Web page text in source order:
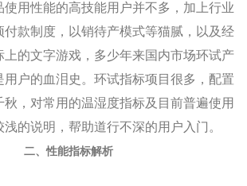
使用性能的高技能用户并不多，加上行业
付款制度，以销待产模式等猫腻，以及经
上的文字游戏，多少年来国内市场环试产
用户的血泪史。环试指标项目很多，配置
，对常用的温湿度指标及目前普遍使用
的说明，帮助道行不深的用户入门。
二、性能指标解析